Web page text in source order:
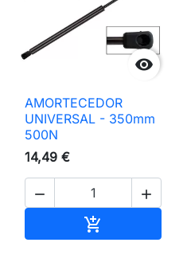

AMORTECEDOR
UNIVERSAL - 350mm
500N
14,49 €
 
